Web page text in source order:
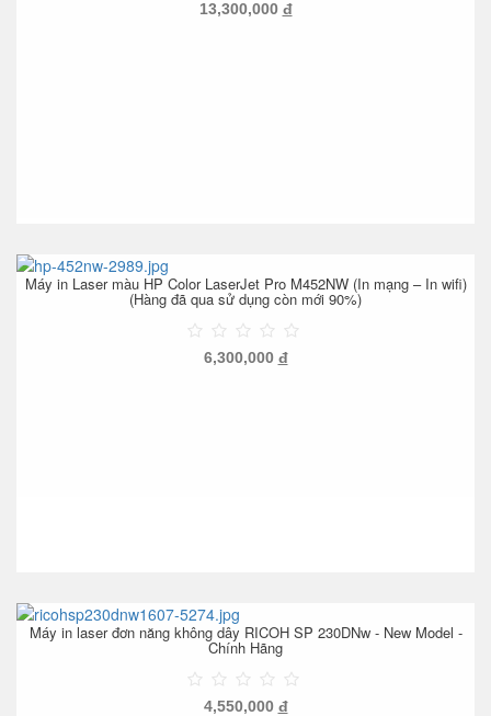
13,300,000 đ
Máy in Laser màu HP Color LaserJet Pro M452NW (In mạng – In wifi)
(Hàng đã qua sử dụng còn mới 90%)
6,300,000 đ
Máy in laser đơn năng không dây RICOH SP 230DNw - New Model -
Chính Hãng
4,550,000 đ